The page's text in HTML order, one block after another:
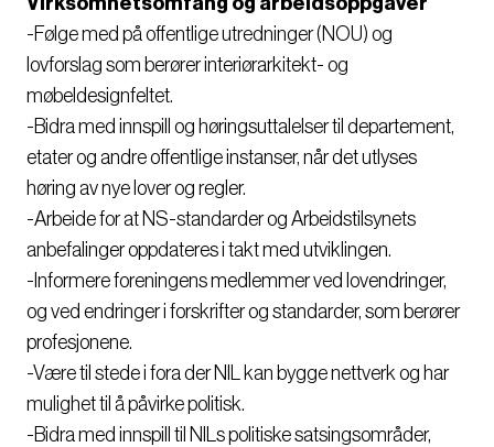
-Følge med på offentlige utredninger (NOU) og
lovforslag som berører interiørarkitekt- og
møbeldesignfeltet.
-Bidra med innspill og høringsuttalelser til departement,
etater og andre offentlige instanser, når det utlyses
høring av nye lover og regler.
-Arbeide for at NS-standarder og Arbeidstilsynets
anbefalinger oppdateres i takt med utviklingen.
-Informere foreningens medlemmer ved lovendringer,
og ved endringer i forskrifter og standarder, som berører
profesjonene.
-Være til stede i fora der NIL kan bygge nettverk og har
mulighet til å påvirke politisk.
-Bidra med innspill til NILs politiske satsingsområder,